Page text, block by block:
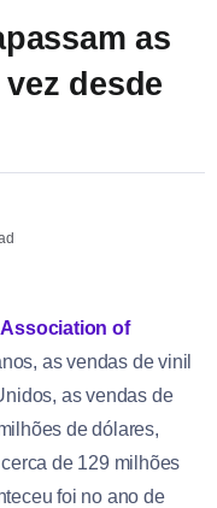
as
desde
of
as vendas de vinil
as vendas de
de dólares,
de 129 milhões
foi no ano de